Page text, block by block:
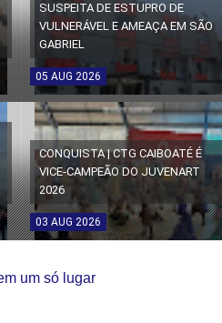
SUSPEITA DE ESTUPRO DE
VULNERÁVEL E AMEAÇA EM SÃO
GABRIEL
05 AUG 2026
CONQUISTA | CTG CAIBOATÉ É
VICE-CAMPEÃO DO JUVENART
2026
03 AUG 2026